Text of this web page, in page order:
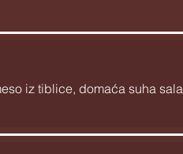
iz tiblice, domaća suha